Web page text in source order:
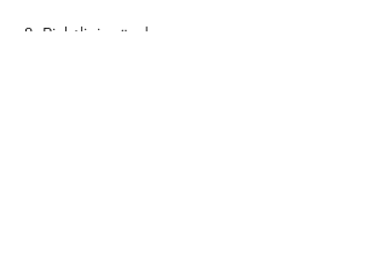
8. Richtlinienänderungen: